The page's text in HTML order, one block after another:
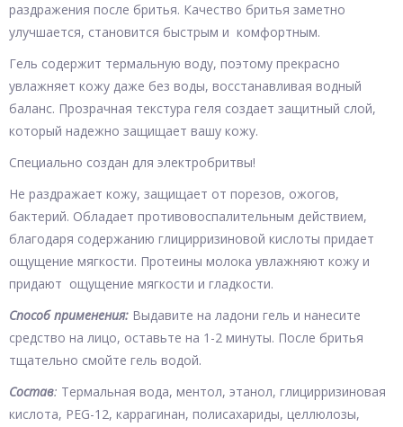
раздражения после бритья. Качество бритья заметно
улучшается, становится быстрым и комфортным.
Гель содержит термальную воду, поэтому прекрасно
увлажняет кожу даже без воды, восстанавливая водный
баланс. Прозрачная текстура геля создает защитный слой,
который надежно защищает вашу кожу.
Специально создан для электробритвы!
Не раздражает кожу, защищает от порезов, ожогов,
бактерий. Обладает противовоспалительным действием,
благодаря содержанию глицирризиновой кислоты придает
ощущение мягкости. Протеины молока увлажняют кожу и
придают ощущение мягкости и гладкости.
Способ применения: Выдавите на ладони гель и нанесите
средство на лицо, оставьте на 1-2 минуты. После бритья
тщательно смойте гель водой.
Состав: Термальная вода, ментол, этанол, глицирризиновая
кислота, PEG-12, каррагинан, полисахариды, целлюлозы,